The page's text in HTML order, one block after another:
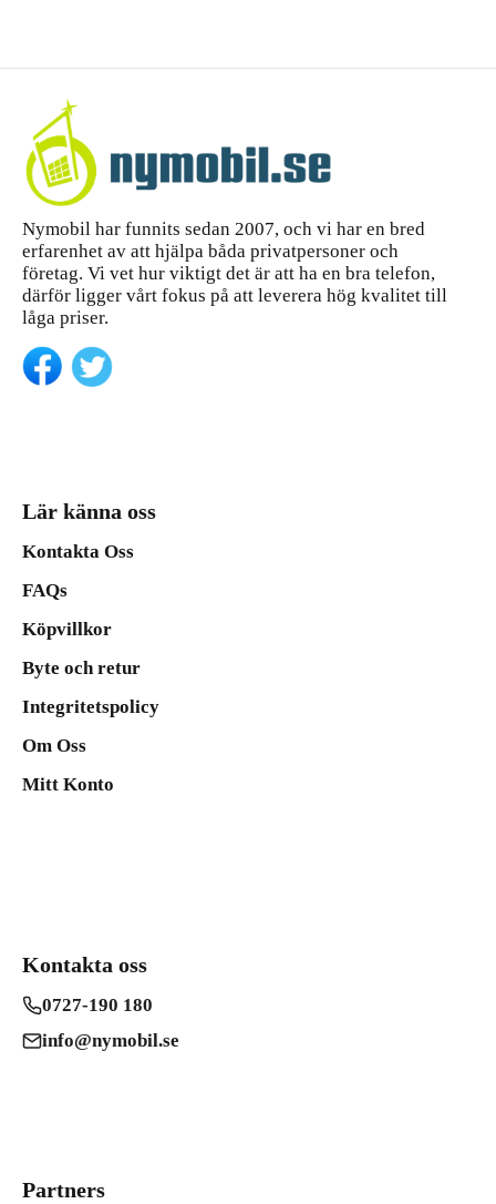
Nymobil har funnits sedan 2007, och vi har en bred
erfarenhet av att hjälpa båda privatpersoner och
företag. Vi vet hur viktigt det är att ha en bra telefon,
därför ligger vårt fokus på att leverera hög kvalitet till
låga priser.
Lär känna oss
Kontakta Oss
FAQs
Köpvillkor
Byte och retur
Integritetspolicy
Om Oss
Mitt Konto
Kontakta oss
0727-190 180
info@nymobil.se
Partners